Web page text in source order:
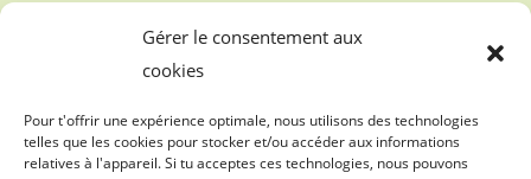
Gérer le consentement aux
cookies
Pour t'offrir une expérience optimale, nous utilisons des technologies
telles que les cookies pour stocker et/ou accéder aux informations
relatives à l'appareil. Si tu acceptes ces technologies, nous pouvons
T: +352 661 497 947